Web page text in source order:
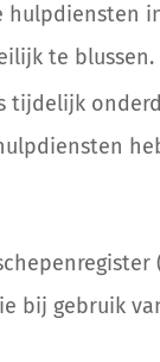
te blussen.
tijdelijk
bij gebruik